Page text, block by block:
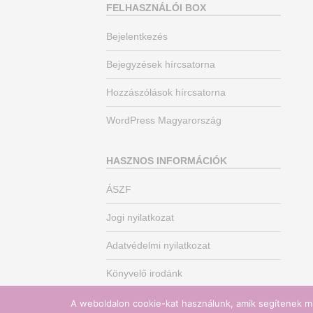
FELHASZNÁLÓI BOX
Bejelentkezés
Bejegyzések hírcsatorna
Hozzászólások hírcsatorna
WordPress Magyarország
HASZNOS INFORMÁCIÓK
ÁSZF
Jogi nyilatkozat
Adatvédelmi nyilatkozat
Könyvelő irodánk
A weboldalon cookie-kat használunk, amik segítenek